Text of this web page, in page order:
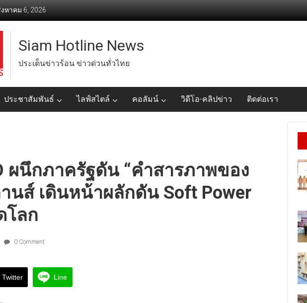
หาคม 6, 2026
Siam Hotline News
ประเด็นข่าวร้อน ข่าวด่วนทั่วไทย
ประชาสัมพันธ์ ไลฟ์สไตล์ คอลัมน์ วิดีโอ-คลิปข่าว ติดต่อเรา
ผนึกภาครัฐดัน “คำสารภาพของ
นส์ เดินหน้าผลักดัน Soft Power
โลก
0 Comment
Twitter Line